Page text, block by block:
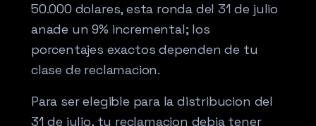
50.000 dolares, esta ronda del 31 de julio
anade un 9% incremental; los
porcentajes exactos dependen de tu
clase de reclamacion.
Para ser elegible para la distribucion del
31 de julio, tu reclamacion debia tener